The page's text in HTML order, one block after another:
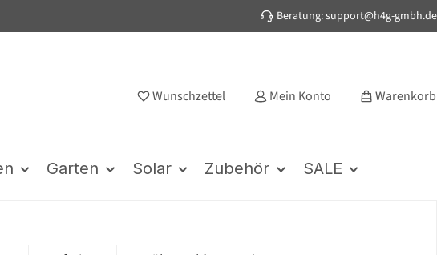
Beratung: support@h4g-gmbh.de
Wunschzettel Mein Konto Warenkorb
Garten Solar Zubehör SALE